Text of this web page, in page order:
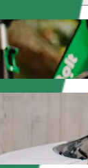
à
chauffeur Bolt
idéal pour vous.